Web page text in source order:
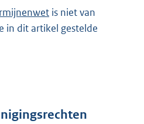
is niet van
in dit artikel gestelde